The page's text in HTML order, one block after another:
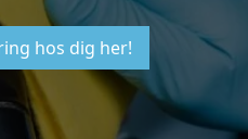
hos dig her!